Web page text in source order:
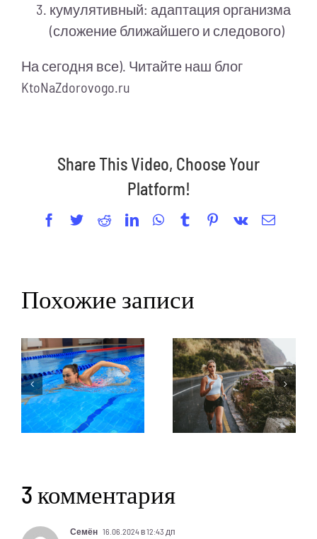
кумулятивный: адаптация организма
(сложение ближайшего и следового)
На сегодня все). Читайте наш блог
KtoNaZdorovogo.ru
Share This Video, Choose Your
Platform!
Facebook
TwitterRedditLinkedInWhatsApp
TumblrPinterest
Vk Email
Похожие записи
3 комментария
Семён 16.06.2024 в 12:43 дп